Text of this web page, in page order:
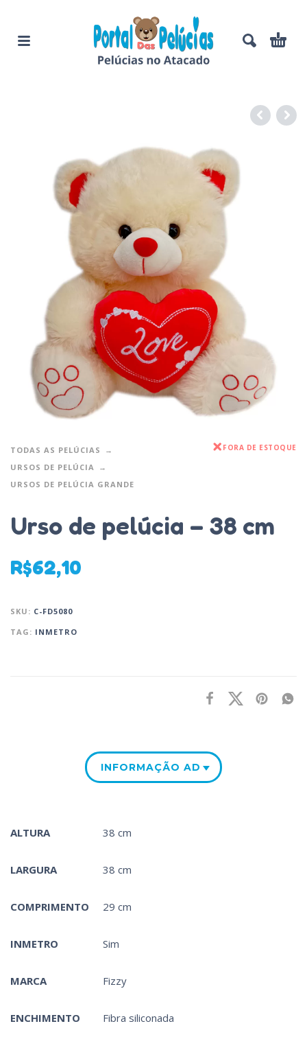
TODAS AS PELÚCIAS
URSOS DE PELÚCIA
URSOS DE PELÚCIA GRANDE
FORA DE ESTOQUE
Urso de pelúcia – 38 cm
R$62,10
SKU: C-FD5080
TAG: INMETRO
INFORMAÇÃO ADICIONAL
ALTURA 38 cm
LARGURA 38 cm
COMPRIMENTO 29 cm
INMETRO Sim
MARCA Fizzy
ENCHIMENTO Fibra siliconada